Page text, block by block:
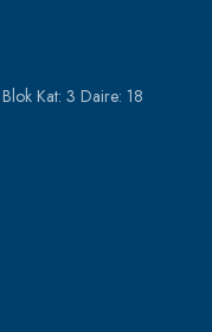
Kat: 3 Daire: 18